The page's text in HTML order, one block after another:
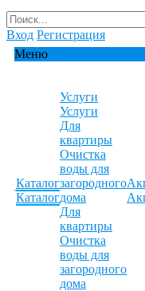
Вход Регистрация
Меню
Каталог
Каталог
Услуги
Услуги
Для
квартиры
Очистка
воды для
загородного
дома
Для
квартиры
Очистка
воды для
загородного
дома